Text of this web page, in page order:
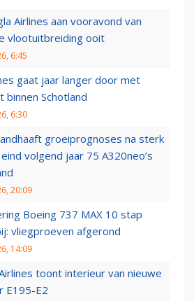
Airlines aan vooravond van
vlootuitbreiding ooit
6:45
gaat jaar langer door met
binnen Schotland
6:30
groeiprognoses na sterk
volgend jaar 75 A320neo’s
20:09
Boeing 737 MAX 10 stap
vliegproeven afgerond
14:09
toont interieur van nieuwe
E195-E2